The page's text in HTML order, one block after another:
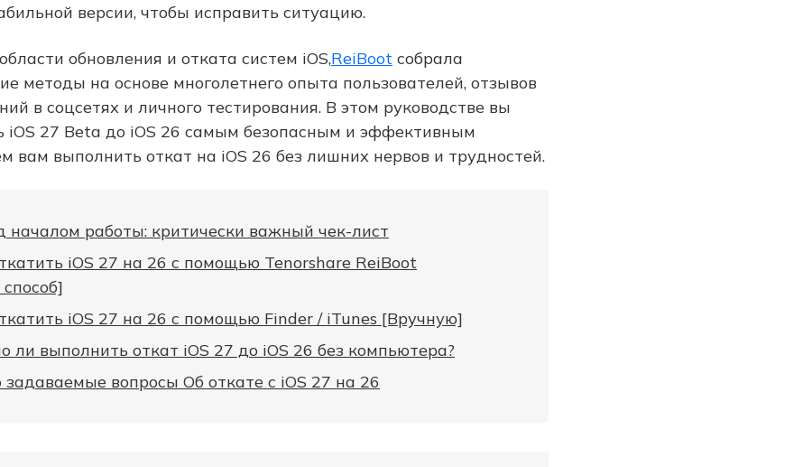
версии, чтобы исправить ситуацию.
обновления и отката систем iOS,ReiBoot собрала
методы на основе многолетнего опыта пользователей, отзывов
в соцсетях и личного тестирования. В этом руководстве вы
iOS 27 Beta до iOS 26 самым безопасным и эффективным
вам выполнить откат на iOS 26 без лишних нервов и трудностей.
началом работы: критически важный чек-лист
iOS 27 на 26 с помощью Tenorshare ReiBoot
iOS 27 на 26 с помощью Finder / iTunes [Вручную]
ли выполнить откат iOS 27 до iOS 26 без компьютера?
задаваемые вопросы Об откате с iOS 27 на 26